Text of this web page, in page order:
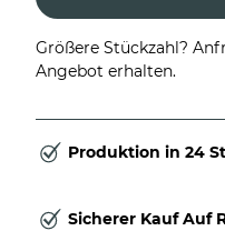
Größere Stückzahl?
Angebot erhalten.
Produktion in 24
Sicherer Kauf Auf